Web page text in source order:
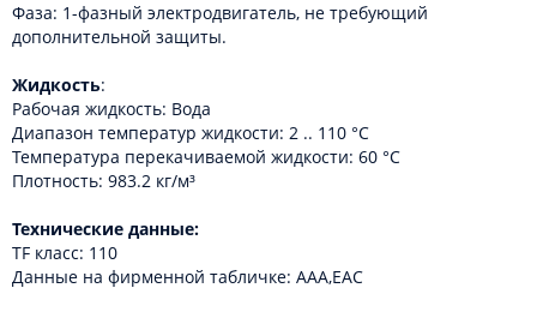
Фаза: 1-фазный электродвигатель, не требующий
дополнительной защиты.
Жидкость:
Рабочая жидкость: Вода
Диапазон температур жидкости: 2 .. 110 °C
Температура перекачиваемой жидкости: 60 °C
Плотность: 983.2 кг/м³
Технические данные:
TF класс: 110
Данные на фирменной табличке: AAA,EAC